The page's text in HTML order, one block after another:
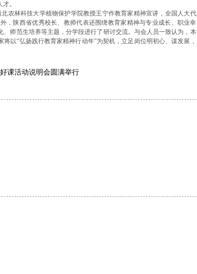
。
农林科技大学植物保护学院教授王宁作教育家精神宣讲，全国人大代
，陕西省优秀校长、教师代表还围绕教育家精神与专业成长、职业幸
师范生培养等主题，分学段进行了研讨交流。与会人员一致认为，本
以“弘扬践行教育家精神行动年”为契机，立足岗位明初心、谋发展，
课活动说明会圆满举行